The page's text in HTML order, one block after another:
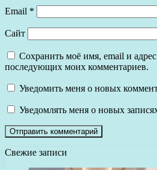
Email *
Сайт
Сохранить моё имя, email и адрес
последующих моих комментариев.
Уведомить меня о новых
Уведомлять меня о новых
Свежие записи